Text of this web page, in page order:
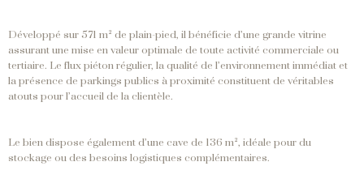
Développé sur 571 m² de plain-pied, il bénéficie d’une grande vitrine
assurant une mise en valeur optimale de toute activité commerciale ou
tertiaire. Le flux piéton régulier, la qualité de l’environnement immédiat et
la présence de parkings publics à proximité constituent de véritables
atouts pour l’accueil de la clientèle.
Le bien dispose également d’une cave de 136 m², idéale pour du
stockage ou des besoins logistiques complémentaires.